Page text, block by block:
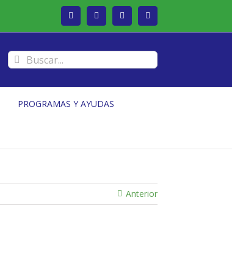
Facebook Twitter Instagram
Buscar:
PROGRAMAS Y AYUDAS
Anterior